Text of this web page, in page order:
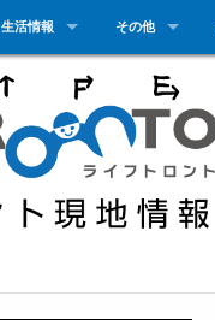
生活情報 その他